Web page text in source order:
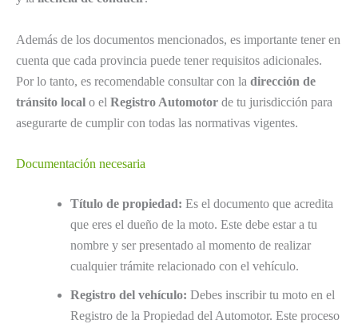
Además de los documentos mencionados, es importante tener en
cuenta que cada provincia puede tener requisitos adicionales.
Por lo tanto, es recomendable consultar con la dirección de
tránsito local o el Registro Automotor de tu jurisdicción para
asegurarte de cumplir con todas las normativas vigentes.
Documentación necesaria
Título de propiedad: Es el documento que acredita
que eres el dueño de la moto. Este debe estar a tu
nombre y ser presentado al momento de realizar
cualquier trámite relacionado con el vehículo.
Registro del vehículo: Debes inscribir tu moto en el
Registro de la Propiedad del Automotor. Este proceso